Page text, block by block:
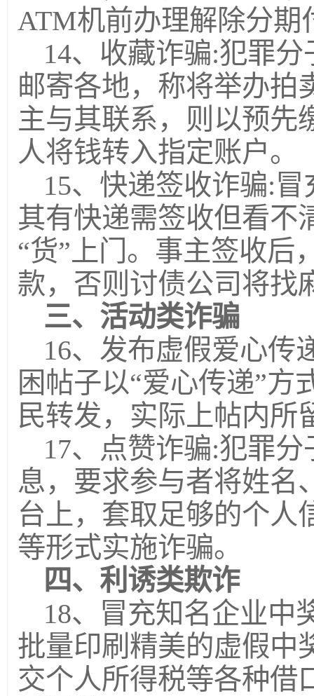
ATM机前办理解除分期
14、收藏诈骗:犯罪
邮寄各地，称将举办拍
主与其联系，则以预先
人将钱转入指定账户。
15、快递签收诈骗:
其有快递需签收但看不
“货”上门。事主签收后
款，否则讨债公司将找
三、活动类诈骗
16、发布虚假爱心传
困帖子以“爱心传递”方
民转发，实际上帖内所
17、点赞诈骗:犯罪
息，要求参与者将姓名
台上，套取足够的个人
等形式实施诈骗。
四、利诱类欺诈
18、冒充知名企业中
批量印刷精美的虚假中
交个人所得税等各种借